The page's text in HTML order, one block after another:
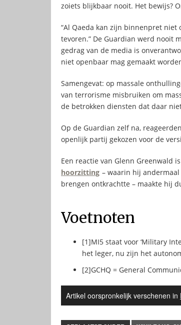
zoiets blijkbaar nooit. Het bewijs?
“Al Qaeda kan zijn binnenpret
tevoren.” De Guardian werd nooit
gedrag van de media is
niet openbaar mag gemaakt
Samengevat: op massale
van terrorisme misbruiken om
de betrokken diensten dat daar
Op de Guardian zelf na,
openlijk partij gekozen voor de
Een reactie van Glenn Greenwald
hoorzitting – waarin hij
brengen ontkrachtte – maakte hij
Voetnoten
[1]MI5 staat voor ‘Military
het leger, nu zijn het
[2]GCHQ = General
Artikel oorspronkelijk verschenen in